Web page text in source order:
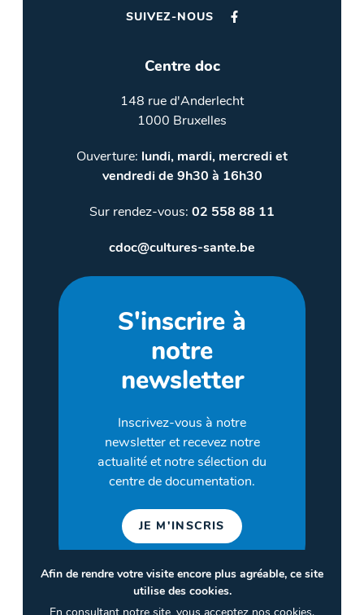
SUIVEZ-NOUS
Centre doc
148 rue d'Anderlecht
1000 Bruxelles
Ouverture: lundi, mardi, mercredi et
vendredi de 9h30 à 16h30
Sur rendez-vous: 02 558 88 11
cdoc@cultures-sante.be
S'inscrire à
notre
newsletter
Inscrivez-vous à notre
newsletter et recevez notre
actualité et notre sélection du
centre de documentation.
JE M'INSCRIS
Afin de rendre votre visite encore plus agréable, ce site
utilise des cookies.